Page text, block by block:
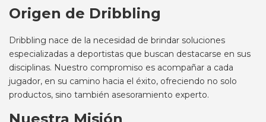
Origen de Dribbling
Dribbling nace de la necesidad de brindar soluciones
especializadas a deportistas que buscan destacarse en sus
disciplinas. Nuestro compromiso es acompañar a cada
jugador, en su camino hacia el éxito, ofreciendo no solo
productos, sino también asesoramiento experto.